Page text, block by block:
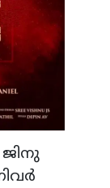
ജിനു